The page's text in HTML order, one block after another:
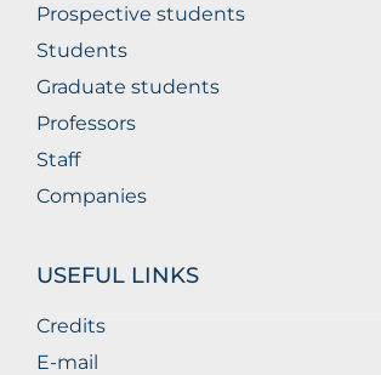
Prospective students
Students
Graduate students
Professors
Staff
Companies
USEFUL LINKS
Credits
E-mail